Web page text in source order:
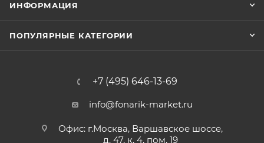
ИНФОРМАЦИЯ
ПОПУЛЯРНЫЕ КАТЕГОРИИ
+7 (495) 646-13-69
info@fonarik-market.ru
Офис: г.Москва, Варшавское шоссе,
д. 47, к. 4, пом. 19